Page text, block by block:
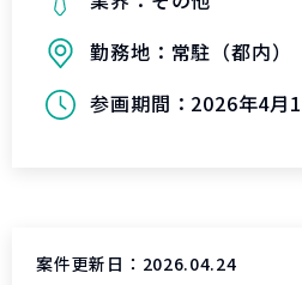
勤務地： 常駐（都内）
参画期間： 2026年4月
案件更新日： 2026.04.24